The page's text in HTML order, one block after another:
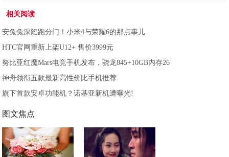
相关阅读
安兔兔深陷跑分门！小米4与荣耀6的那点事儿
HTC官网重新上架U12+ 售价3999元
努比亚红魔Mars电竞手机发布，骁龙845+10GB内存26
神舟领衔五款最新高性价比手机推荐
旗下首款安卓功能机？诺基亚新机遭曝光!
图文焦点